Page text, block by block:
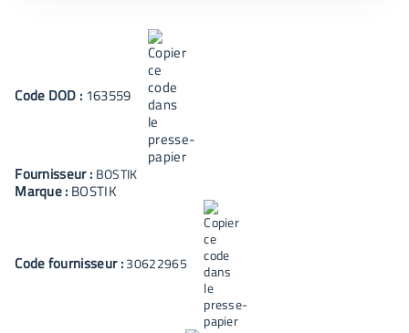
Code DOD : 163559
Fournisseur : BOSTIK
Marque : BOSTIK
Code fournisseur :30622965